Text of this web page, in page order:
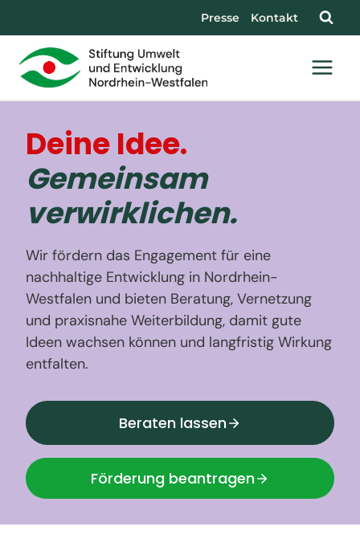
Presse Kontakt
Deine Idee.
Gemeinsam
verwirklichen.
Wir fördern das Engagement für eine
nachhaltige Entwicklung in Nordrhein-
Westfalen und bieten Beratung, Vernetzung
und praxisnahe Weiterbildung, damit gute
Ideen wachsen können und langfristig Wirkung
entfalten.
Beraten lassen
Förderung beantragen